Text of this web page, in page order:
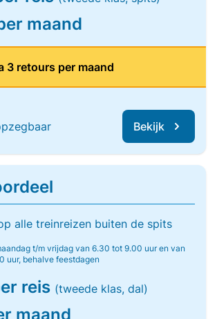
maand
3 retours per maand
Bekijk
alle treinreizen buiten de spits
t/m vrijdag van 6.30 tot 9.00 uur en van
uur, behalve feestdagen
reis (tweede klas, dal)
maand